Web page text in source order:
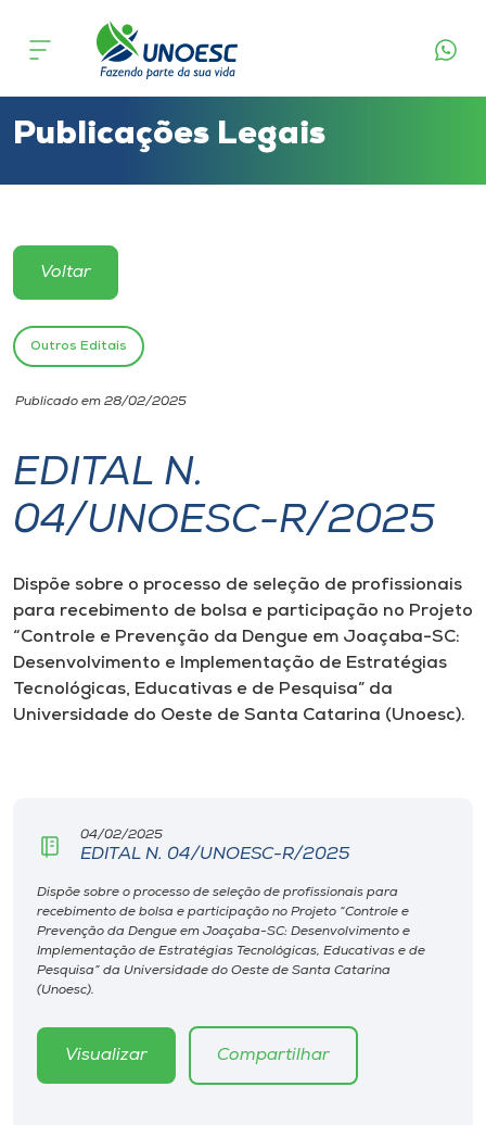
Cursos
Atendimento ao Estudante
Portal de Ensino
Unoesc
Internacionalização
I.nova
Diplomados
Cultura
Editora
Rádio
Museu
Unoesc
Store
Publicações Legais
Voltar
Outros Editais
Publicado em 28/02/2025
EDITAL N.
04/UNOESC-R/2025
Dispõe sobre o processo de seleção de profissionais
para recebimento de bolsa e participação no Projeto
“Controle e Prevenção da Dengue em Joaçaba-SC:
Desenvolvimento e Implementação de Estratégias
Tecnológicas, Educativas e de Pesquisa” da
Universidade do Oeste de Santa Catarina (Unoesc).
04/02/2025
EDITAL N. 04/UNOESC-R/2025
Dispõe sobre o processo de seleção de profissionais para
recebimento de bolsa e participação no Projeto “Controle e
Prevenção da Dengue em Joaçaba-SC: Desenvolvimento e
Implementação de Estratégias Tecnológicas, Educativas e de
Pesquisa” da Universidade do Oeste de Santa Catarina
(Unoesc).
Visualizar Compartilhar